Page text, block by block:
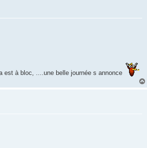
est à bloc, ....une belle journée s annonce